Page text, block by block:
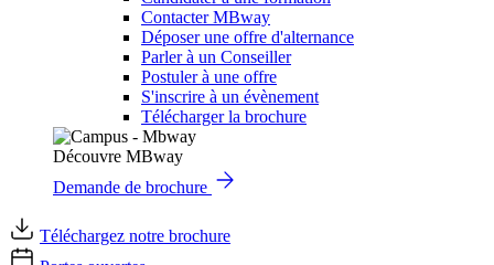
Contacter MBway
Déposer une offre d'alternance
Parler à un Conseiller
Postuler à une offre
S'inscrire à un évènement
Télécharger la brochure
Découvre MBway
Demande de brochure
Téléchargez notre brochure